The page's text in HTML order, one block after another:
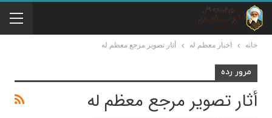
خانه اخبار معظم له أثار تصوير مرجع معظم له
مرور رده
أثار تصوير مرجع معظم له